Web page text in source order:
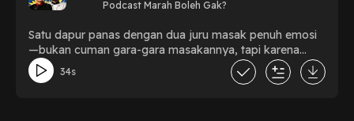
makin kacau?!Podcast Marah Boleh Gak?
Satu dapur panas dengan dua juru masak penuh emosi
—bukan cuman gara-gara masakannya, tapi karena
keresahan-keresahan ke hal-hal bodoh di sekitar kita!
Setiap amukan bukan cuman teriakan, itu justru nutrisi
34s